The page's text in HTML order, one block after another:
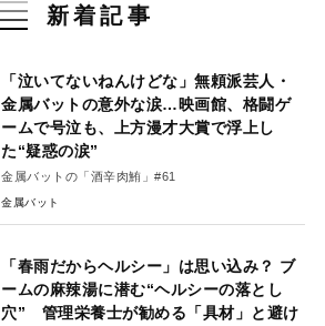
新着記事
「泣いてないねんけどな」無頼派芸人・
金属バットの意外な涙…映画館、格闘ゲ
ームで号泣も、上方漫才大賞で浮上し
た“疑惑の涙”
金属バットの「酒辛肉鮪」#61
金属バット
「春雨だからヘルシー」は思い込み？ ブ
ームの麻辣湯に潜む“ヘルシーの落とし
穴” 管理栄養士が勧める「具材」と避け